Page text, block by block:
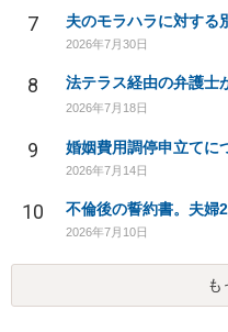
7 夫のモラハラに対する
2026年7月30日
8 法テラス経由の弁護士
2026年7月18日
9 婚姻費用調停申立てに
2026年7月14日
10
2026年7月10日
も